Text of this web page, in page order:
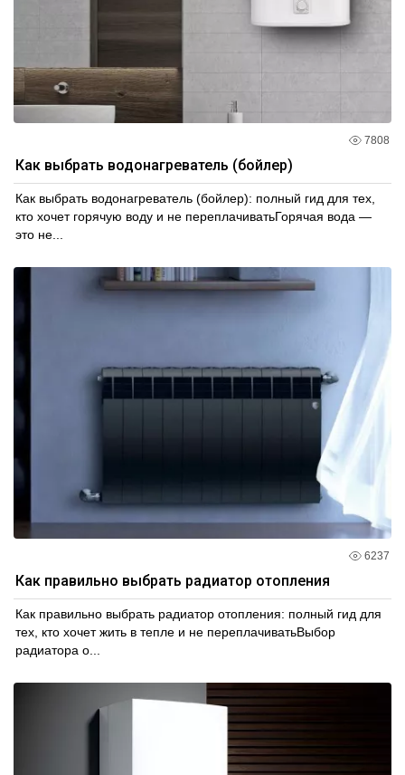
7808
Как выбрать водонагреватель (бойлер)
Как выбрать водонагреватель (бойлер): полный гид для тех,
кто хочет горячую воду и не переплачиватьГорячая вода —
это не...
6237
Как правильно выбрать радиатор отопления
Как правильно выбрать радиатор отопления: полный гид для
тех, кто хочет жить в тепле и не переплачиватьВыбор
радиатора о...